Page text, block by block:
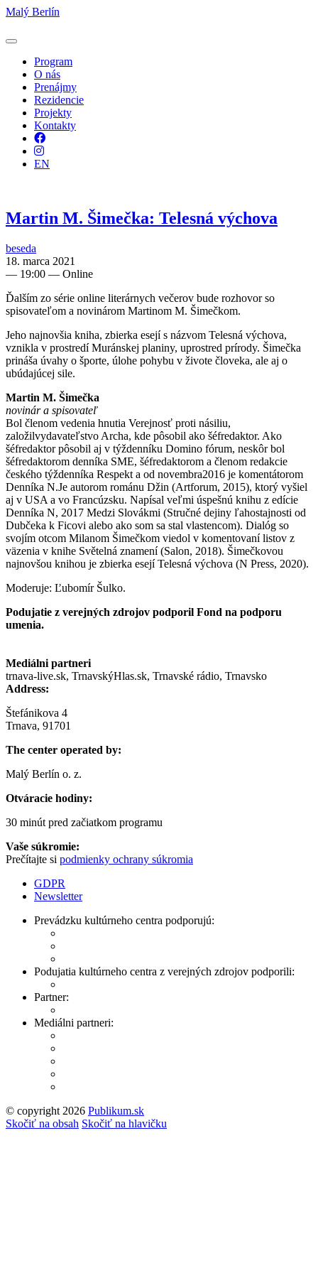
Malý Berlín
Program
O nás
Prenájmy
Rezidencie
Projekty
Kontakty
Facebook
Instagram
EN
Martin M. Šimečka: Telesná výchova
beseda
18. marca 2021
— 19:00 — Online
Ďalším zo série online literárnych večerov bude rozhovor so
spisovateľom a novinárom Martinom M. Šimečkom.
Jeho najnovšia kniha, zbierka esejí s názvom Telesná výchova,
vznikla v prostredí Muránskej planiny, uprostred prírody. Šimečka
prináša úvahy o športe, úlohe pohybu v živote človeka, ale aj o
ubúdajúcej sile.
Martin M. Šimečka
novinár a spisovateľ
Bol členom vedenia hnutia Verejnosť proti násiliu,
založilvydavateľstvo Archa, kde pôsobil ako šéfredaktor. Ako
šéfredaktor pôsobil aj v týždenníku Domino fórum, neskôr bol
šéfredaktorom denníka SME, šéfredaktorom a členom redakcie
českého týždenníka Respekt a od novembra2016 je komentátorom
Denníka N.Je autorom románu Džin (Artforum, 2015), ktorý vyšiel
aj v USA a vo Francúzsku. Napísal veľmi úspešnú knihu z edície
Denníka N, 2017 Medzi Slovákmi (Stručné dejiny ľahostajnosti od
Dubčeka k Ficovi alebo ako som sa stal vlastencom). Dialóg so
svojím otcom Milanom Šimečkom viedol v komentovaní listov z
väzenia v knihe Světelná znamení (Salon, 2018). Šimečkovou
najnovšou knihou je zbierka esejí Telesná výchova (N Press, 2020).
Moderuje: Ľubomír Šulko.
Podujatie z verejných zdrojov podporil Fond na podporu
umenia.
Mediálni partneri
trnava-live.sk, TrnavskýHlas.sk, Trnavské rádio, Trnavsko
Address:
Štefánikova 4
Trnava, 91701
The center operated by:
Malý Berlín o. z.
Otváracie hodiny:
30 minút pred začiatkom programu
Vaše súkromie:
Prečítajte si podmienky ochrany súkromia
GDPR
Newsletter
Prevádzku kultúrneho centra podporujú:
Podujatia kultúrneho centra z verejných zdrojov podporili:
Partner:
Mediálni partneri:
© copyright 2026 Publikum.sk
Tvorba stránok: Enjoy
Skočiť na obsah Skočiť na hlavičku